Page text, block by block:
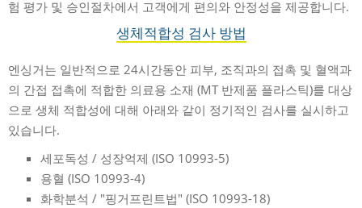
험 평가 및 승인절차에서 고객에게 편의와 안정성을 제공합니다.
생체적합성 검사 방법
엔싱거는 일반적으로 24시간동안 피부, 조직과의 접촉 및 혈액과
의 간접 접촉에 적합한 의료용 소재 (MT 반제품 플라스틱)를 대상
으로 생체 적합성에 대해 아래와 같이 정기적인 검사를 실시하고
있습니다.
세포독성 / 성장억제 (ISO 10993-5)
용혈 (ISO 10993-4)
화학분석 / "핑거프린트법" (ISO 10993-18)